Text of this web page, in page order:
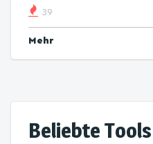
39
Mehr
Beliebte Tools